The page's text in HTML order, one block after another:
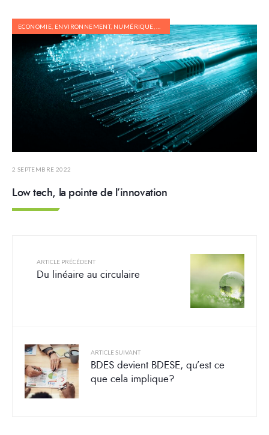
ECONOMIE ENVIRONNEMENT, NUMÉRIQUE RECYCLAGE
2 SEPTEMBRE 2022
Low tech, la pointe de l’innovation
ARTICLE PRÉCÉDENT
Du linéaire au circulaire
ARTICLE SUIVANT
BDES devient BDESE, qu’est ce
que cela implique?